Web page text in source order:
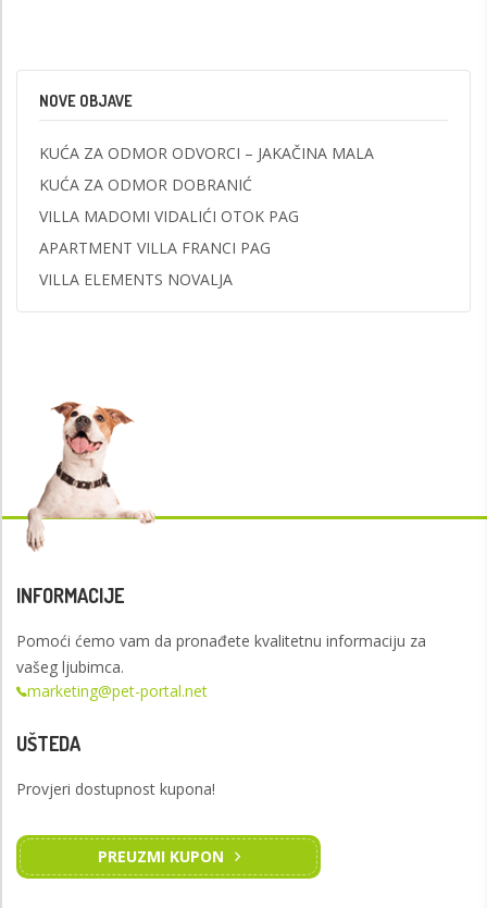
NOVE OBJAVE
KUĆA ZA ODMOR ODVORCI – JAKAČINA MALA
KUĆA ZA ODMOR DOBRANIĆ
VILLA MADOMI VIDALIĆI OTOK PAG
APARTMENT VILLA FRANCI PAG
VILLA ELEMENTS NOVALJA
INFORMACIJE
Pomoći ćemo vam da pronađete kvalitetnu informaciju za
vašeg ljubimca.
marketing@pet-portal.net
UŠTEDA
Provjeri dostupnost kupona!
PREUZMI KUPON